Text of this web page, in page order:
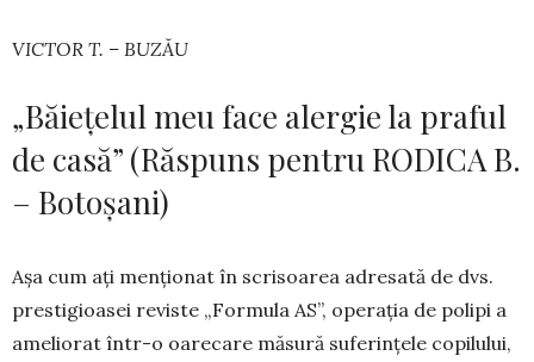
VICTOR T. – BUZĂU
„Băiețelul meu face alergie la praful
de casă” (Răspuns pentru RODICA B.
– Botoșani)
Așa cum ați menționat în scrisoarea adresată de dvs.
prestigioasei reviste „Formula AS”, opera­ția de po­lipi a
ameliorat într-o oarecare măsură suferințele co­pilului,